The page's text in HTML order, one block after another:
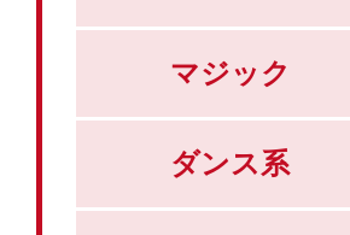
マジック
ダンス系